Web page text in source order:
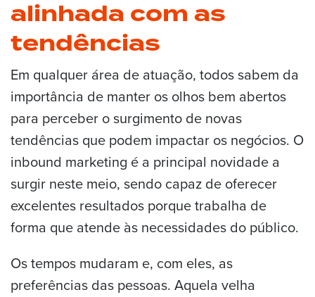
alinhada com as
tendências
Em qualquer área de atuação, todos sabem da
importância de manter os olhos bem abertos
para perceber o surgimento de novas
tendências que podem impactar os negócios. O
inbound marketing é a principal novidade a
surgir neste meio, sendo capaz de oferecer
excelentes resultados porque trabalha de
forma que atende às necessidades do público.
Os tempos mudaram e, com eles, as
preferências das pessoas. Aquela velha